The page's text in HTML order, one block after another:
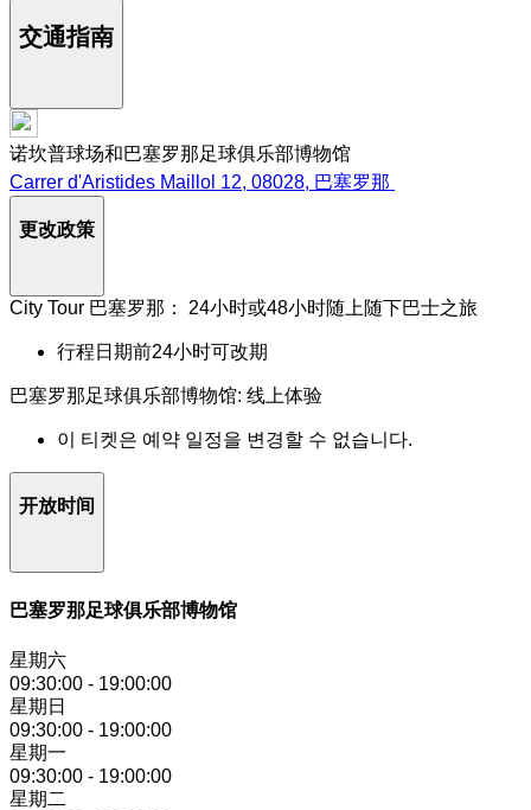
交通指南
诺坎普球场和巴塞罗那足球俱乐部博物馆
Carrer d'Aristides Maillol 12, 08028, 巴塞罗那
更改政策
City Tour 巴塞罗那： 24小时或48小时随上随下巴士之旅
行程日期前24小时可改期
巴塞罗那足球俱乐部博物馆: 线上体验
이 티켓은 예약 일정을 변경할 수 없습니다.
开放时间
巴塞罗那足球俱乐部博物馆
星期六
09:30:00 - 19:00:00
星期日
09:30:00 - 19:00:00
星期一
09:30:00 - 19:00:00
星期二